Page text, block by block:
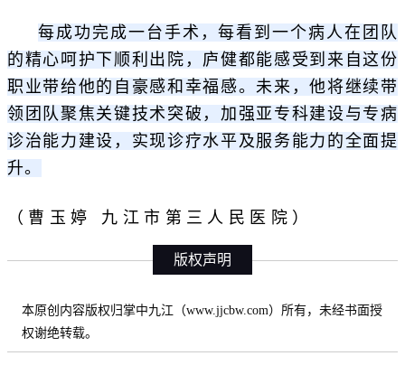
每成功完成一台手术，每看到一个病人在团队
的精心呵护下顺利出院，庐健都能感受到来自这份
职业带给他的自豪感和幸福感。未来，他将继续带
领团队聚焦关键技术突破，加强亚专科建设与专病
诊治能力建设， 实现诊疗水平及服务能力的全面提
升。
（曹玉婷 九江市第三人民医院）
版权声明
本原创内容版权归掌中九江（www.jjcbw.com）所有，未经书面授
权谢绝转载。